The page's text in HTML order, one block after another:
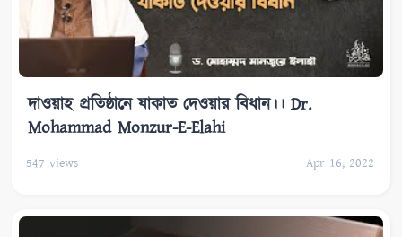
দাওয়াহ প্রতিষ্ঠানে যাকাত দেওয়ার বিধান।। Dr.
Mohammad Monzur-E-Elahi
547 views Apr 16, 2022